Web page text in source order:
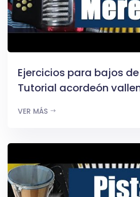
Ejercicios para bajos
Tutorial acordeón
VER MÁS